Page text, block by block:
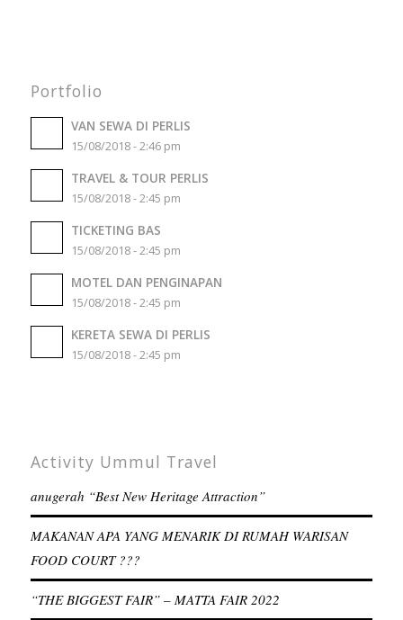
Portfolio
VAN SEWA DI PERLIS
15/08/2018 - 2:46 pm
TRAVEL & TOUR PERLIS
15/08/2018 - 2:45 pm
TICKETING BAS
15/08/2018 - 2:45 pm
MOTEL DAN PENGINAPAN
15/08/2018 - 2:45 pm
KERETA SEWA DI PERLIS
15/08/2018 - 2:45 pm
Activity Ummul Travel
anugerah “Best New Heritage Attraction”
MAKANAN APA YANG MENARIK DI RUMAH WARISAN
FOOD COURT ???
“THE BIGGEST FAIR” – MATTA FAIR 2022